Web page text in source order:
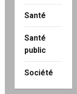
Santé
Santé
public
Société